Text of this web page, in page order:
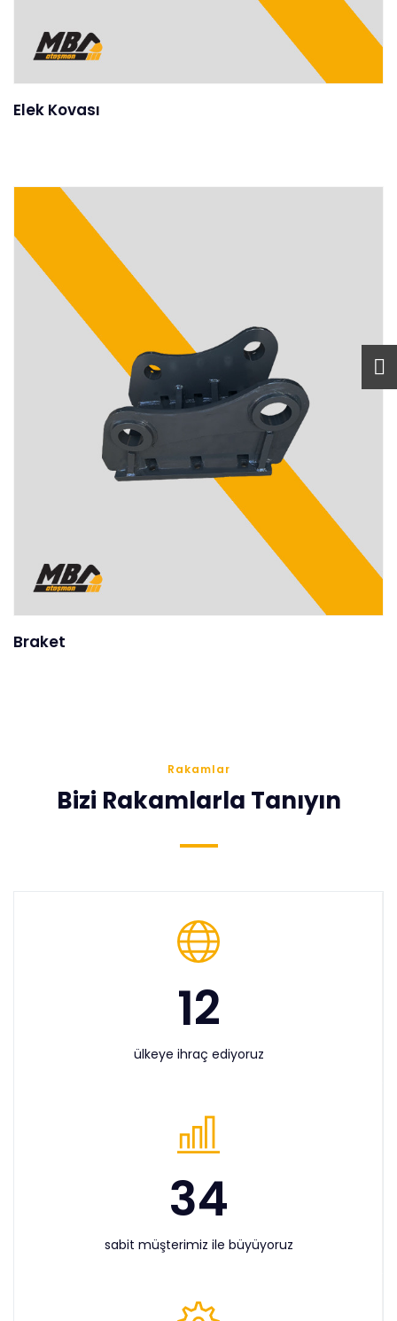
Elek Kovası
Braket
Rakamlar
Bizi Rakamlarla Tanıyın
12
ülkeye ihraç ediyoruz
34
sabit müşterimiz ile büyüyoruz